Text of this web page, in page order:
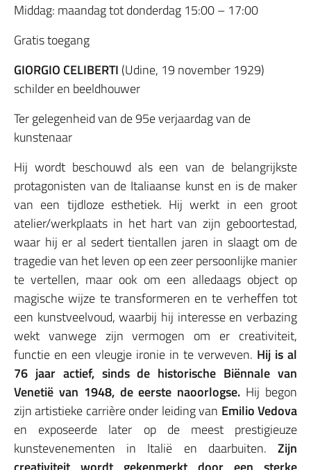
Middag: maandag tot donderdag 15:00 – 17:00
Gratis toegang
GIORGIO CELIBERTI (Udine, 19 november 1929)
schilder en beeldhouwer
Ter gelegenheid van de 95e verjaardag van de
kunstenaar
Hij wordt beschouwd als een van de belangrijkste
protagonisten van de Italiaanse kunst en is de maker
van een tijdloze esthetiek. Hij werkt in een groot
atelier/werkplaats in het hart van zijn geboortestad,
waar hij er al sedert tientallen jaren in slaagt om de
tragedie van het leven op een zeer persoonlijke manier
te vertellen, maar ook om een alledaags object op
magische wijze te transformeren en te verheffen tot
een kunstveelvoud, waarbij hij interesse en verbazing
wekt vanwege zijn vermogen om er creativiteit,
functie en een vleugje ironie in te verweven. Hij is al
76 jaar actief, sinds de historische Biënnale van
Venetië van 1948, de eerste naoorlogse. Hij begon
zijn artistieke carrière onder leiding van Emilio Vedova
en exposeerde later op de meest prestigieuze
kunstevenementen in Italië en daarbuiten. Zijn